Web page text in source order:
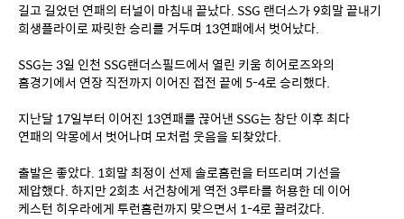
길고 길었던 연패의 터널이 마침내 끝났다. SSG 랜더스가 9회말 끝내기
희생플라이로 짜릿한 승리를 거두며 13연패에서 벗어났다.
SSG는 3일 인천 SSG랜더스필드에서 열린 키움 히어로즈와의
홈경기에서 연장 직전까지 이어진 접전 끝에 5-4로 승리했다.
지난달 17일부터 이어진 13연패를 끊어낸 SSG는 창단 이후 최다
연패의 악몽에서 벗어나며 모처럼 웃음을 되찾았다.
출발은 좋았다. 1회말 최정이 선제 솔로홈런을 터뜨리며 기선을
제압했다. 하지만 2회초 서건창에게 역전 3루타를 허용한 데 이어
케스턴 히우라에게 투런홈런까지 맞으면서 1-4로 끌려갔다.